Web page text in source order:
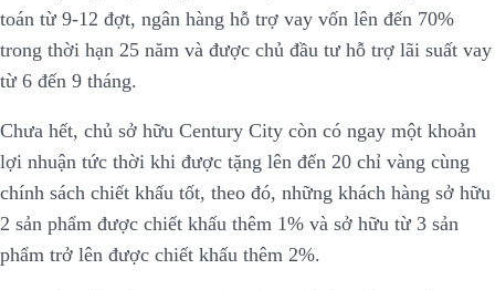
toán từ 9-12 đợt, ngân hàng hỗ trợ vay vốn lên đến 70%
trong thời hạn 25 năm và được chủ đầu tư hỗ trợ lãi suất vay
từ 6 đến 9 tháng.
Chưa hết, chủ sở hữu Century City còn có ngay một khoản
lợi nhuận tức thời khi được tặng lên đến 20 chỉ vàng cùng
chính sách chiết khấu tốt, theo đó, những khách hàng sở hữu
2 sản phẩm được chiết khấu thêm 1% và sở hữu từ 3 sản
phẩm trở lên được chiết khấu thêm 2%.